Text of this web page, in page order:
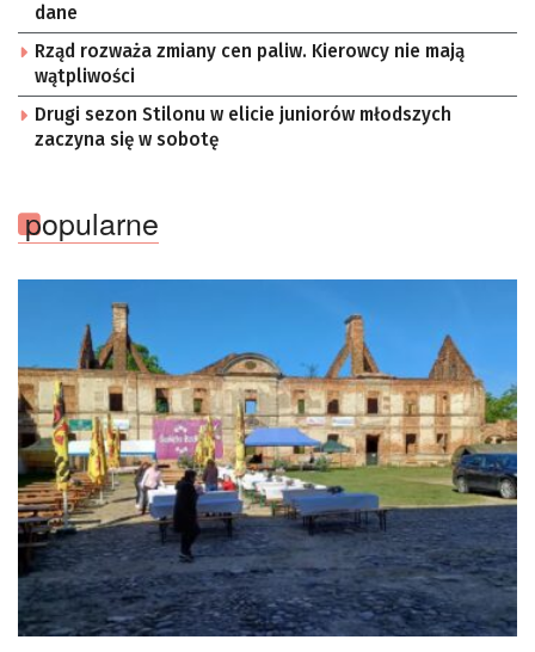
dane
Rząd rozważa zmiany cen paliw. Kierowcy nie mają
wątpliwości
Drugi sezon Stilonu w elicie juniorów młodszych
zaczyna się w sobotę
popularne